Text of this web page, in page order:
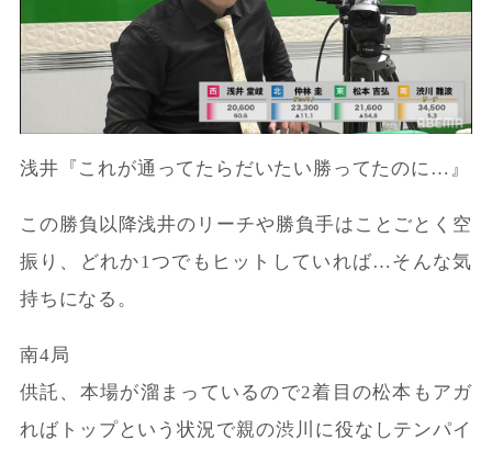
浅井『これが通ってたらだいたい勝ってたのに…』
この勝負以降浅井のリーチや勝負手はことごとく空
振り、どれか1つでもヒットしていれば…そんな気
持ちになる。
南4局
供託、本場が溜まっているので2着目の松本もアガ
ればトップという状況で親の渋川に役なしテンパイ